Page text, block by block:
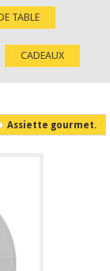
TABLE
CADEAUX
Assiette gourmet.